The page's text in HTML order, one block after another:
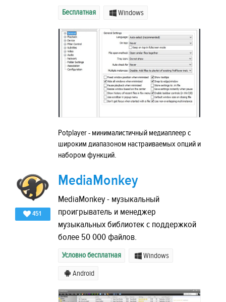
Бесплатная Windows
Potplayer - минималистичный медиаплеер с
широким диапазоном настраиваемых опций и
набором функций.
451
MediaMonkey
MediaMonkey - музыкальный
проигрыватель и менеджер
музыкальных библиотек с поддержкой
более 50 000 файлов.
Условно бесплатная Windows
Android